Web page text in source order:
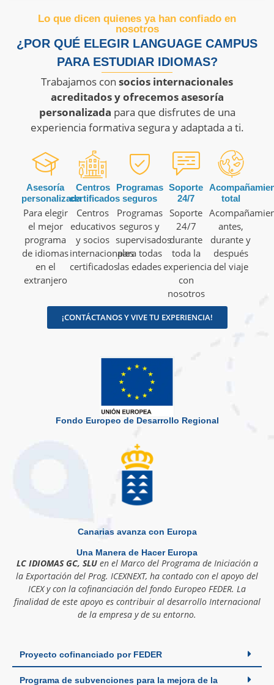
Lo que dicen quienes ya han confiado en
nosotros
¿POR QUÉ ELEGIR LANGUAGE CAMPUS
PARA ESTUDIAR IDIOMAS?
Trabajamos con socios internacionales
acreditados y ofrecemos asesoría
personalizada para que disfrutes de una
experiencia formativa segura y adaptada a ti.
Asesoría
personalizada
Para elegir
el mejor
programa
de idiomas
en el
extranjero
Centros
certificados
Centros
educativos
y socios
internacionales
certificados
Programas
seguros
Programas
seguros y
supervisados
para todas
las edades
Soporte
24/7
Soporte
24/7
durante
toda la
experiencia
con
nosotros
total
antes,
durante y
después
del viaje
¡CONTÁCTANOS Y VIVE TU EXPERIENCIA!
Fondo Europeo de Desarrollo Regional
Canarias avanza con Europa
Una Manera de Hacer Europa
LC IDIOMAS GC, SLUen el Marco del Programa de Iniciación a
la Exportación del Prog. ICEXNEXT, ha contado con el apoyo del
ICEX y con la cofinanciación del fondo Europeo FEDER. La
finalidad de este apoyo es contribuir al desarrollo Internacional
de la empresa y de su entorno.
Proyecto cofinanciado por FEDER
Programa de subvenciones para la mejora de la